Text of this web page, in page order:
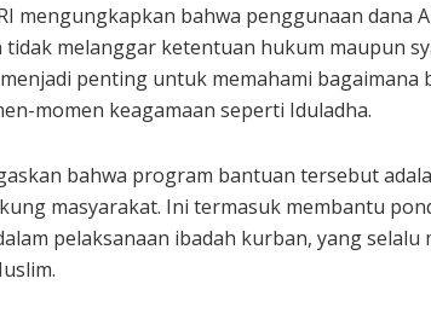
mengungkapkan bahwa penggunaan dana
melanggar ketentuan hukum maupun
penting untuk memahami bagaimana
momen keagamaan seperti Iduladha.
bahwa program bantuan tersebut
masyarakat. Ini termasuk membantu
pelaksanaan ibadah kurban, yang selalu